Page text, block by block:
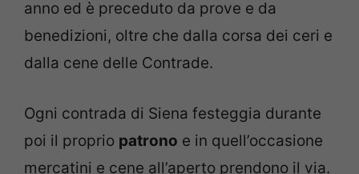
anno ed è preceduto da prove e da
benedizioni, oltre che dalla corsa dei ceri e
dalla cene delle Contrade.
Ogni contrada di Siena festeggia durante
poi il proprio patrono e in quell’occasione
mercatini e cene all’aperto prendono il via.